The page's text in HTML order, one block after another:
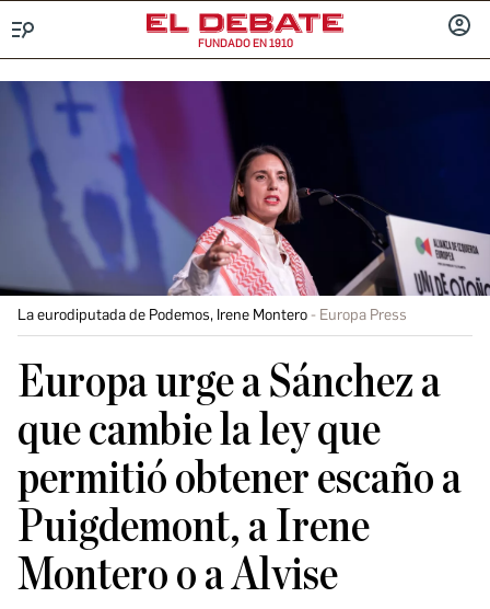
FUNDADO EN 1910
La eurodiputada de Podemos, Irene Montero Europa Press
Europa urge a Sánchez a
que cambie la ley que
permitió obtener escaño a
Puigdemont, a Irene
Montero o a Alvise